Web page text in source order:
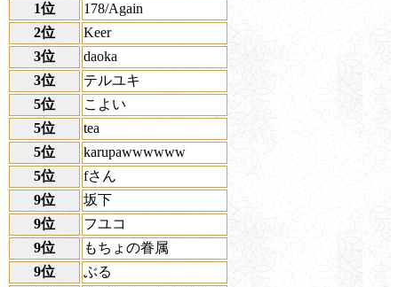
1位
178/Again
2位
Keer
3位
daoka
3位
テルユキ
5位
こよい
5位
tea
5位
karupawwwwww
5位
fさん
9位
坂下
9位
フユコ
9位
もちょの眷属
9位
ぶる